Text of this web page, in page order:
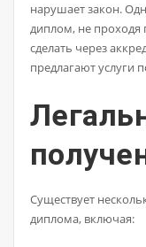
нарушает закон.
диплом, не
сделать через
предлагают услуги
Существует
диплома, включая: